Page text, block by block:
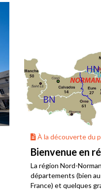
À la découverte du
Bienvenue en
La région Nord-
départements (bien
France) et quelques